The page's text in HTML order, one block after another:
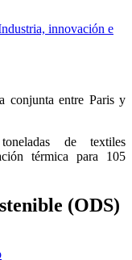
innovación e
conjunta entre Paris y
de textiles
térmica para 105
(ODS)